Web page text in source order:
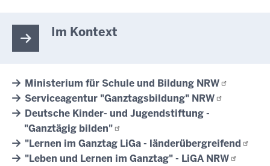
Im Kontext
Ministerium für Schule und Bildung NRW
Serviceagentur "Ganztagsbildung" NRW
Deutsche Kinder- und Jugendstiftung -
"Ganztägig bilden"
"Lernen im Ganztag LiGa - länderübergreifend
"Leben und Lernen im Ganztag" - LiGA NRW